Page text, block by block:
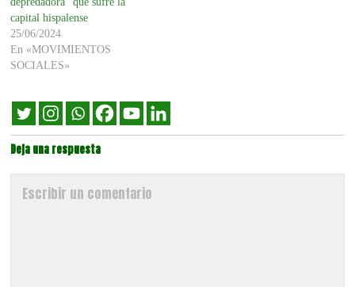
capital hispalense
25/06/2024
En «MOVIMIENTOS
SOCIALES»
Deja una respuesta